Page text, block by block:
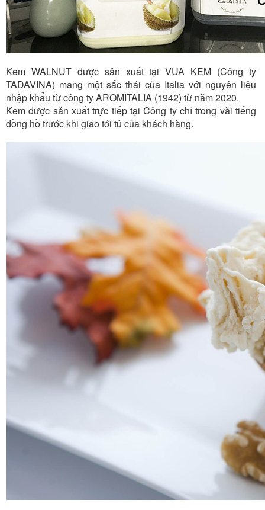
Kem WALNUT được sản xuất tại VUA KEM (Công ty
TADAVINA) mang một sắc thái của Italia với nguyên liệu
nhập khẩu từ công ty AROMITALIA (1942) từ năm 2020.
Kem được sản xuất trực tiếp tại Công ty chỉ trong vài tiếng
đồng hồ trước khi giao tới tủ của khách hàng.